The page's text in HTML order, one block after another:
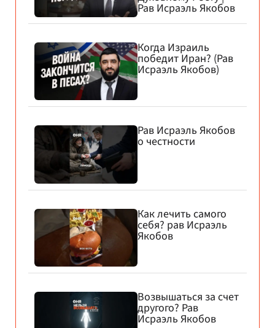
Рав Исраэль Якобов
Когда Израиль
победит Иран? (Рав
Исраэль Якобов)
Рав Исраэль Якобов
о честности
Как лечить самого
себя? рав Исраэль
Якобов
Возвышаться за счет
другого? Рав
Исраэль Якобов